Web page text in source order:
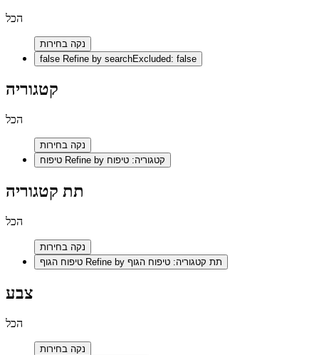
הכל
נקה בחירות
false Refine by searchExcluded: false
קטגוריה
הכל
נקה בחירות
Refine by קטגוריה: טיפוח
תת קטגוריה
הכל
נקה בחירות
Refine by תת קטגוריה: טיפוח הגוף
צבע
הכל
נקה בחירות